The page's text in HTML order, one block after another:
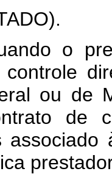
o
controle
ou de
de